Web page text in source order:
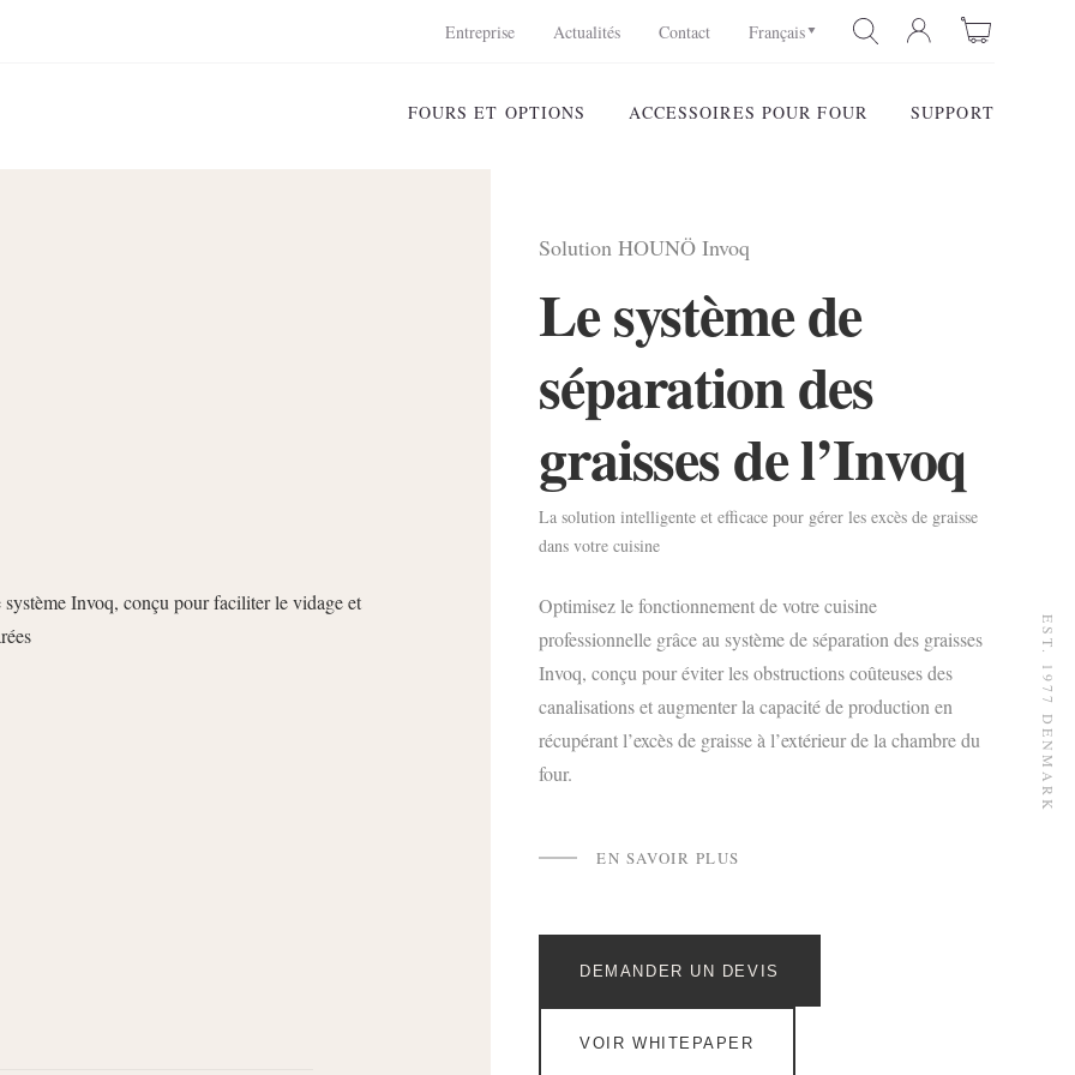
Entreprise Actualités Contact Français
FOURS ET OPTIONS ACCESSOIRES POUR FOUR SUPPORT
Solution HOUNÖ Invoq
Le système de
séparation des
graisses de l’Invoq
La solution intelligente et efficace pour gérer les excès de graisse
dans votre cuisine
Optimisez le fonctionnement de votre cuisine
professionnelle grâce au système de séparation des graisses
Invoq, conçu pour éviter les obstructions coûteuses des
canalisations et augmenter la capacité de production en
récupérant l’excès de graisse à l’extérieur de la chambre du
four.
EN SAVOIR PLUS
DEMANDER UN DEVIS
VOIR WHITEPAPER
EST. 1977 DENMARK